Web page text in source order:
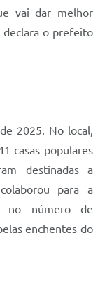
vai dar melhor
declara o prefeito
2025. No local,
casas populares
destinadas a
para a
no número de
enchentes do